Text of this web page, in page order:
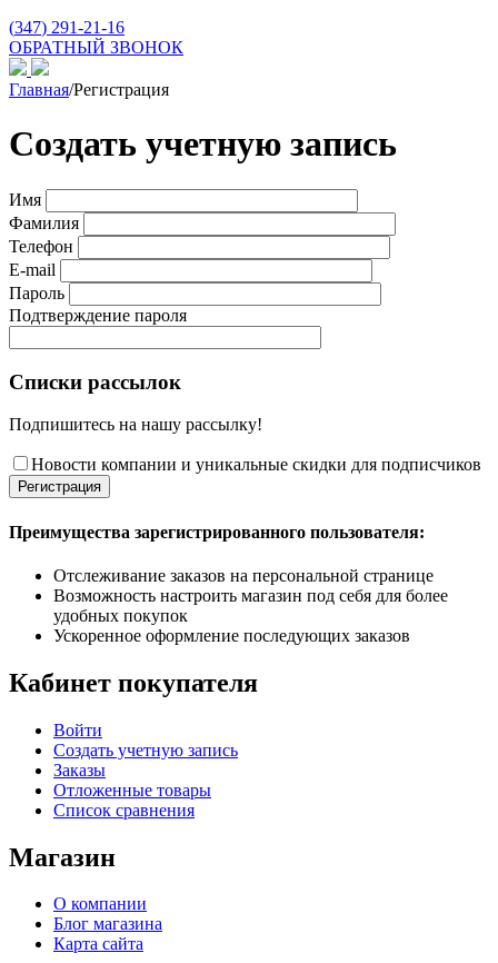
(347) 291-21-16
ОБРАТНЫЙ ЗВОНОК
Главная/Регистрация
Создать учетную запись
Имя
Фамилия
Телефон
E-mail
Пароль
Подтверждение пароля
Списки рассылок
Подпишитесь на нашу рассылку!
Новости компании и уникальные скидки для подписчиков
Регистрация
Преимущества зарегистрированного пользователя:
Отслеживание заказов на персональной странице
Возможность настроить магазин под себя для более
удобных покупок
Ускоренное оформление последующих заказов
Кабинет покупателя
Войти
Создать учетную запись
Заказы
Отложенные товары
Список сравнения
Магазин
О компании
Блог магазина
Карта сайта